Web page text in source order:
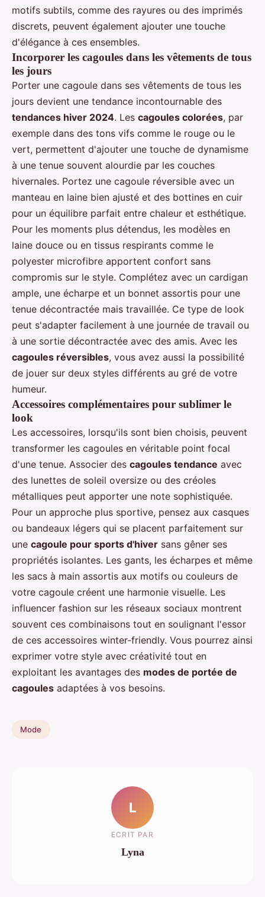
motifs subtils, comme des rayures ou des imprimés
discrets, peuvent également ajouter une touche
d'élégance à ces ensembles.
Incorporer les cagoules dans les vêtements de tous
les jours
Porter une cagoule dans ses vêtements de tous les
jours devient une tendance incontournable des
tendances hiver 2024. Les cagoules colorées, par
exemple dans des tons vifs comme le rouge ou le
vert, permettent d'ajouter une touche de dynamisme
à une tenue souvent alourdie par les couches
hivernales. Portez une cagoule réversible avec un
manteau en laine bien ajusté et des bottines en cuir
pour un équilibre parfait entre chaleur et esthétique.
Pour les moments plus détendus, les modèles en
laine douce ou en tissus respirants comme le
polyester microfibre apportent confort sans
compromis sur le style. Complétez avec un cardigan
ample, une écharpe et un bonnet assortis pour une
tenue décontractée mais travaillée. Ce type de look
peut s'adapter facilement à une journée de travail ou
à une sortie décontractée avec des amis. Avec les
cagoules réversibles, vous avez aussi la possibilité
de jouer sur deux styles différents au gré de votre
humeur.
Accessoires complémentaires pour sublimer le
look
Les accessoires, lorsqu'ils sont bien choisis, peuvent
transformer les cagoules en véritable point focal
d'une tenue. Associer des cagoules tendance avec
des lunettes de soleil oversize ou des créoles
métalliques peut apporter une note sophistiquée.
Pour un approche plus sportive, pensez aux casques
ou bandeaux légers qui se placent parfaitement sur
une cagoule pour sports d'hiver sans gêner ses
propriétés isolantes. Les gants, les écharpes et même
les sacs à main assortis aux motifs ou couleurs de
votre cagoule créent une harmonie visuelle. Les
influencer fashion sur les réseaux sociaux montrent
souvent ces combinaisons tout en soulignant l'essor
de ces accessoires winter-friendly. Vous pourrez ainsi
exprimer votre style avec créativité tout en
exploitant les avantages des modes de portée de
cagoules adaptées à vos besoins.
Mode
L
ECRIT PAR
Lyna